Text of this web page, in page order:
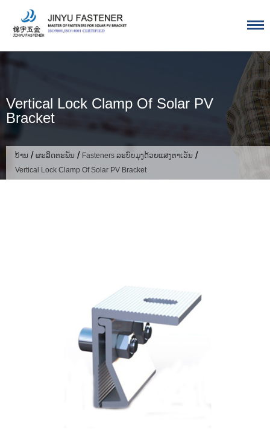
ຫາ
ເນື້ອຫາ
Vertical Lock Clamp Of Solar PV
Bracket
ບ້ານ / ຜະລິດຕະພັນ / Fasteners ລະບົບມຸງດ້ວຍແສງຕາເວັນ /
Vertical Lock Clamp Of Solar PV Bracket